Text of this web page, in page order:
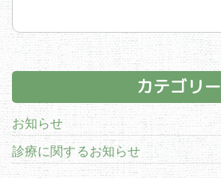
カテゴリー
お知らせ
診療に関するお知らせ